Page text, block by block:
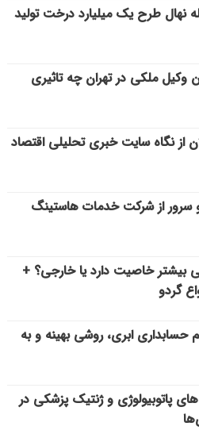
نهال طرح یک میلیارد درخت تولید
وکیل ملکی در تهران چه تاثیری
از نگاه سایت خبری تحلیلی اقتصاد
از شرکت خدمات هاستینگ
بیشتر خاصیت دارد یا خارجی؟ +
گردو
حسابداری ابری، روشی بهینه و به
پاتوبیولوژی و ژنتیک پزشکی در